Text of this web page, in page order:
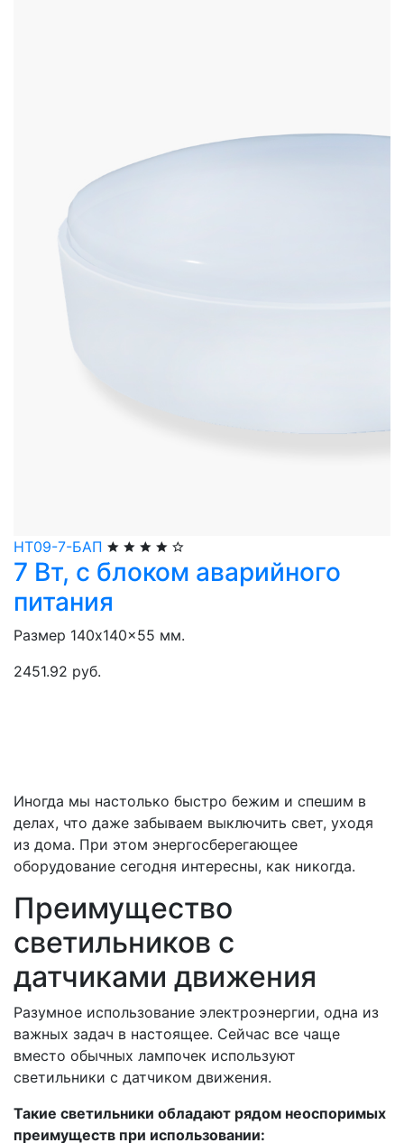
НТ09-7-БАП
7 Вт, с блоком аварийного
питания
Размер 140x140x55 мм.
2451.92 руб.
Иногда мы настолько быстро бежим и спешим в
делах, что даже забываем выключить свет, уходя
из дома. При этом энергосберегающее
оборудование сегодня интересны, как никогда.
Преимущество
светильников с
датчиками движения
Разумное использование электроэнергии, одна из
важных задач в настоящее. Сейчас все чаще
вместо обычных лампочек используют
светильники с датчиком движения.
Такие светильники обладают рядом неоспоримых
преимуществ при использовании: